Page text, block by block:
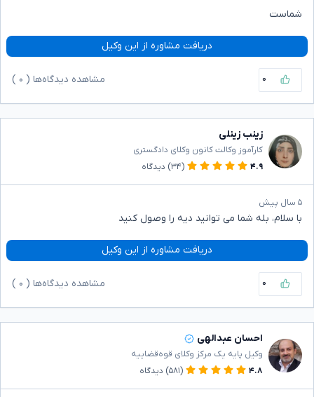
شماست
دریافت مشاوره از این وکیل
۰ مشاهده دیدگاه‌ها ( ۰
زینب زینلی
کارآموز وکالت کانون وکلای دادگستری
۴.۹
(۳۴) دیدگاه
۵ سال پیش
با سلام، بله شما می توانید دیه را وصول کنید
دریافت مشاوره از این وکیل
۰ مشاهده دیدگاه‌ها ( ۰
احسان عبدالهی
وکیل پایه یک مرکز وکلای قوه‌قضاییه
۴.۸
(۵۸۱) دیدگاه